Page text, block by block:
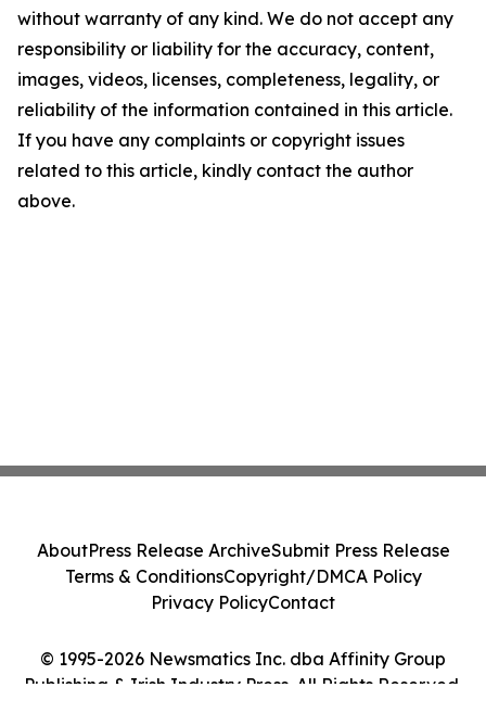
without warranty of any kind. We do not accept any
responsibility or liability for the accuracy, content,
images, videos, licenses, completeness, legality, or
reliability of the information contained in this article.
If you have any complaints or copyright issues
related to this article, kindly contact the author
above.
© 1995-2026 Newsmatics Inc. dba Affinity Group
Publishing & Irish Industry Press. All Rights Reserved.
AboutPress Release ArchiveSubmit Press Release
Terms & ConditionsCopyright/DMCA Policy
Privacy PolicyContact